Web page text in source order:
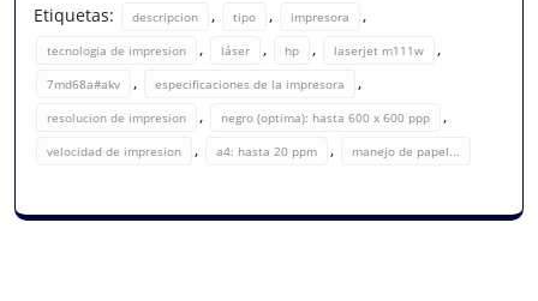
Etiquetas: descripcion , tipo , impresora ,
tecnologia de impresion , láser , hp , laserjet m111w ,
7md68a#akv , especificaciones de la impresora ,
resolucion de impresion , negro (optima): hasta 600 x 600 ppp ,
velocidad de impresion , a4: hasta 20 ppm , manejo de papel...